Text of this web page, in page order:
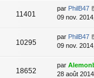
11401
par PhilB47
09 nov.
10295
par PhilB47
09 nov.
18652
par
28 août